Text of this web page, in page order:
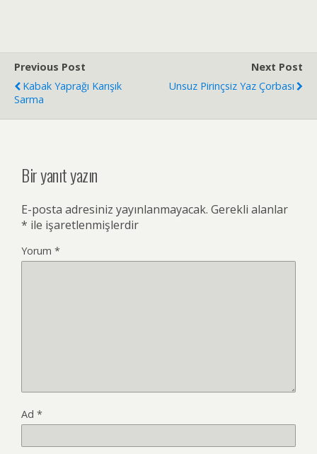
Previous Post
Kabak Yaprağı Karışık
Sarma
Next Post
Unsuz Pirinçsiz Yaz Çorbası
Bir yanıt yazın
E-posta adresiniz yayınlanmayacak. Gerekli alanlar
* ile işaretlenmişlerdir
Yorum *
Ad *